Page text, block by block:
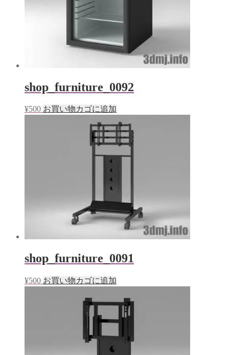
shop_furniture_0092
¥500 お買い物カゴに追加
shop_furniture_0091
¥500 お買い物カゴに追加